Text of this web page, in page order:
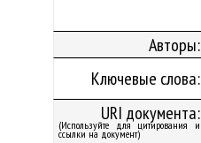
Авторы:
Ключевые слова:
URI документа:
(Используйте для цитирования и
ссылки на документ)